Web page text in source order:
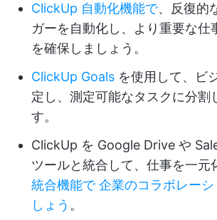
ClickUp 自動化機能で、反復的
ガーを自動化し、より重要な仕
を確保しましょう。
ClickUp Goals を使用して、ビ
定し、測定可能なタスクに分割
す。
ClickUp を Google Drive や
ツールと統合して、仕事を一元
統合機能で 企業のコラボレー
しょう 。